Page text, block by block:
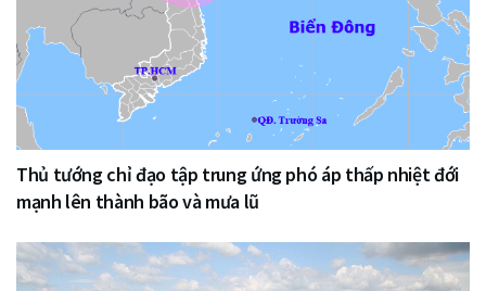
Thủ tướng chỉ đạo tập trung ứng phó áp thấp nhiệt đới
mạnh lên thành bão và mưa lũ